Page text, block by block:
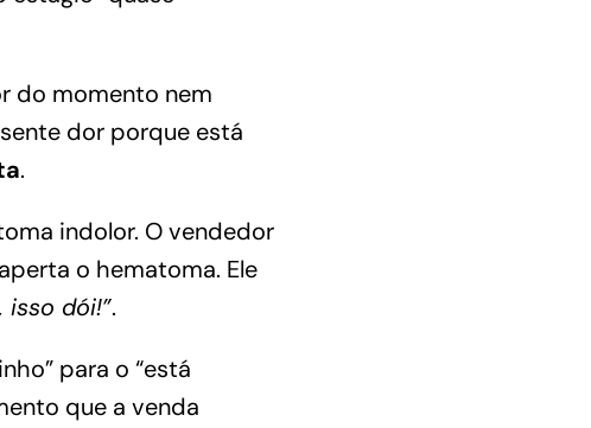
do momento nem
dor porque está
.
indolor. O vendedor
o hematoma. Ele
isso dói!”.
para o “está
que a venda